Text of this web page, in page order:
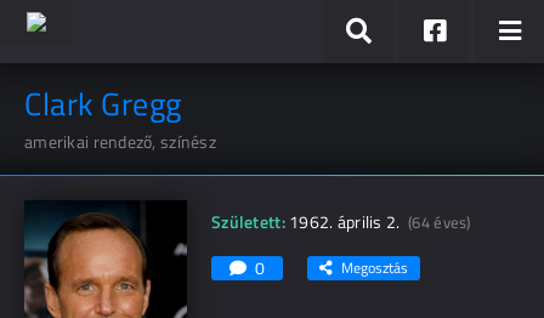
Clark Gregg
amerikai rendező, színész
Született:1962. április 2.(64 éves)
0 Megosztás